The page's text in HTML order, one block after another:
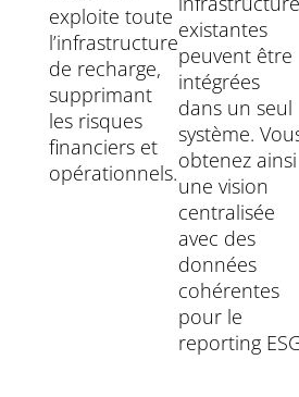
exploite toute
l’infrastructure
de recharge,
supprimant
les risques
financiers et
opérationnels.
existantes
peuvent être
intégrées
dans un seul
système.
obtenez ainsi
une vision
centralisée
avec des
données
cohérentes
pour le
reporting